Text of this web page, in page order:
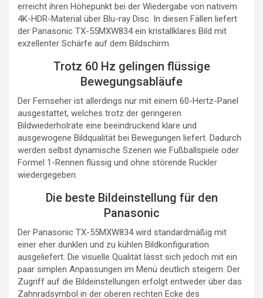
erreicht ihren Höhepunkt bei der Wiedergabe von nativem
4K-HDR-Material über Blu-ray Disc. In diesen Fällen liefert
der Panasonic TX-55MXW834 ein kristallklares Bild mit
exzellenter Schärfe auf dem Bildschirm.
Trotz 60 Hz gelingen flüssige
Bewegungsabläufe
Der Fernseher ist allerdings nur mit einem 60-Hertz-Panel
ausgestattet, welches trotz der geringeren
Bildwiederholrate eine beeindruckend klare und
ausgewogene Bildqualität bei Bewegungen liefert. Dadurch
werden selbst dynamische Szenen wie Fußballspiele oder
Formel 1-Rennen flüssig und ohne störende Ruckler
wiedergegeben.
Die beste Bildeinstellung für den
Panasonic
Der Panasonic TX-55MXW834 wird standardmäßig mit
einer eher dunklen und zu kühlen Bildkonfiguration
ausgeliefert. Die visuelle Qualität lässt sich jedoch mit ein
paar simplen Anpassungen im Menü deutlich steigern. Der
Zugriff auf die Bildeinstellungen erfolgt entweder über das
Zahnradsymbol in der oberen rechten Ecke des